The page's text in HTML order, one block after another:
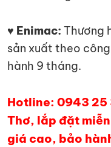
♥ Enimac: Thương
sản xuất theo
hành 9 tháng.
Hotline: 0943 25
Thơ, lắp đặt
giá cao, bảo